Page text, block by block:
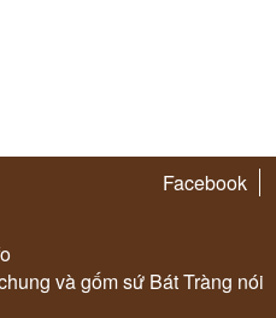
Facebook
và gốm sứ Bát Tràng nói